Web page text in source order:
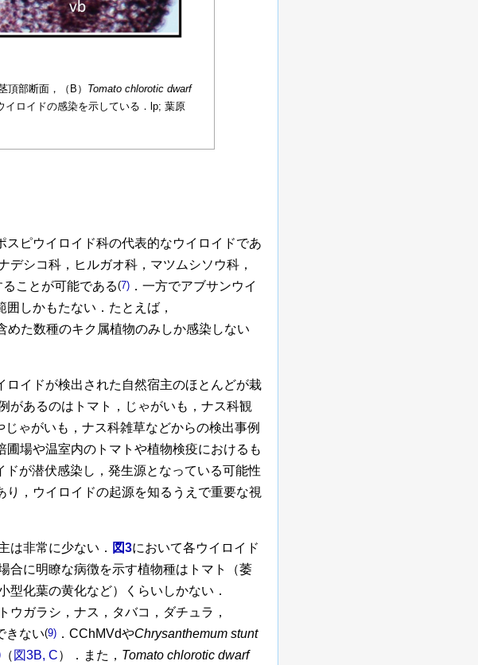
頂部断面，（B） Tomato chlorotic dwarf
イロイドの感染を示している．lp; 葉原
ピウイロイド科の代表的なウイロイドであ
シコ科，ヒルガオ科，マツムシソウ科，
ことが可能である(7) ．一方でアブサンウイ
しかもたない．たとえば，
めた数種のキク属植物のみしか感染しない
イドが検出された自然宿主のほとんどが栽
があるのはトマト，じゃがいも，ナス科観
じゃがいも，ナス科雑草などからの検出事例
場や温室内のトマトや植物検疫におけるも
ドが潜伏感染し，発生源となっている可能性
，ウイロイドの起源を知るうえで重要な視
は非常に少ない． 図3において各ウイロイド
合に明瞭な病徴を示す植物種はトマト（萎
型化葉の黄化など）くらいしかない．
ガラシ，ナス，タバコ，ダチュラ，
きない(9) ．CChMVdやChrysanthemum stunt
（ 図3B, C）．また， Tomato chlorotic dwarf